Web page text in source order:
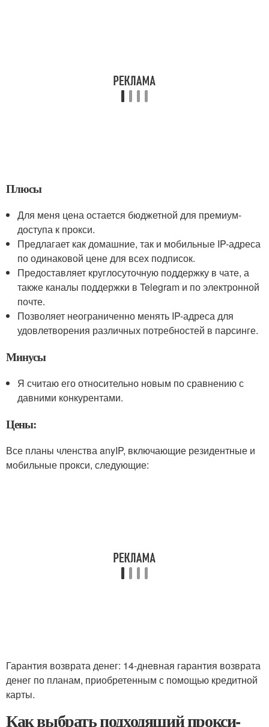
Плюсы
Для меня цена остается бюджетной для премиум-
доступа к прокси.
Предлагает как домашние, так и мобильные IP-адреса
по одинаковой цене для всех подписок.
Предоставляет круглосуточную поддержку в чате, а
также каналы поддержки в Telegram и по электронной
почте.
Позволяет неограниченно менять IP-адреса для
удовлетворения различных потребностей в парсинге.
Минусы
Я считаю его относительно новым по сравнению с
давними конкурентами.
Цены:
Все планы членства anyIP, включающие резидентные и
мобильные прокси, следующие:
Гарантия возврата денег: 14-дневная гарантия возврата
денег по планам, приобретенным с помощью кредитной
карты.
Как выбрать подходящий прокси-